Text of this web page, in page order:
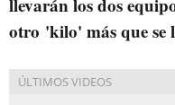
otro 'kilo' más que se